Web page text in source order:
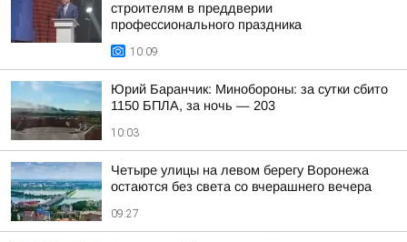
строителям в преддверии
профессионального праздника
10:09
Юрий Баранчик: Минобороны: за сутки сбито
1150 БПЛА, за ночь — 203
10:03
Четыре улицы на левом берегу Воронежа
остаются без света со вчерашнего вечера
09:27